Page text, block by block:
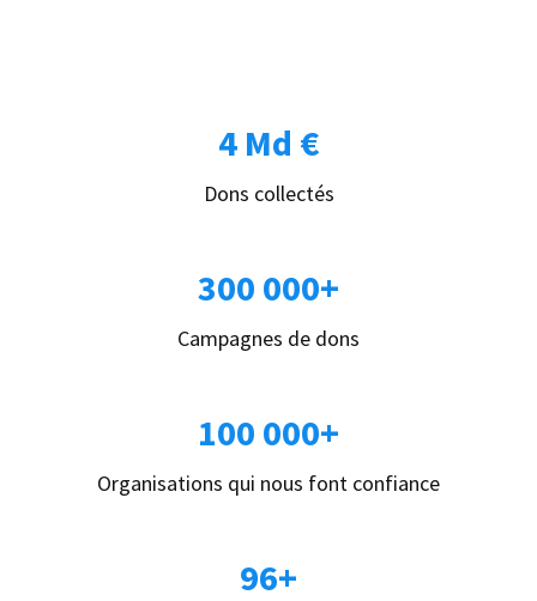
4 Md €
Dons collectés
300 000+
Campagnes de dons
100 000+
Organisations qui nous font confiance
96+